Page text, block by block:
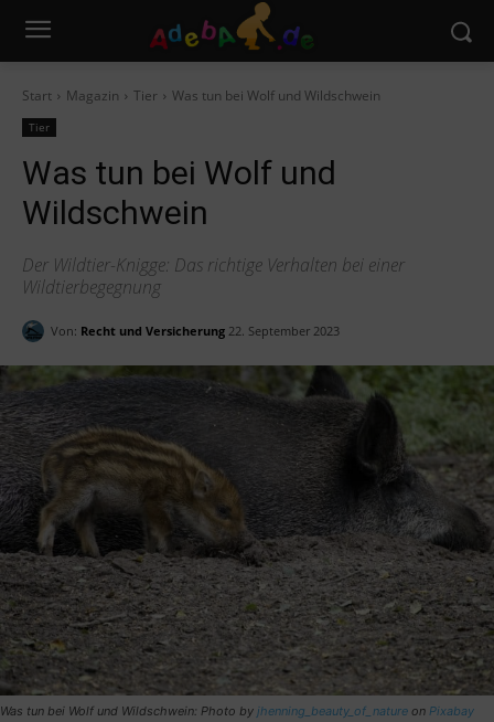
Start Magazin Tier Was tun bei Wolf und Wildschwein
Tier
Was tun bei Wolf und
Wildschwein
Der Wildtier-Knigge: Das richtige Verhalten bei einer
Wildtierbegegnung
Von: Recht und Versicherung 22. September 2023
Was tun bei Wolf und Wildschwein: Photo by jhenning_beauty_of_nature on Pixabay